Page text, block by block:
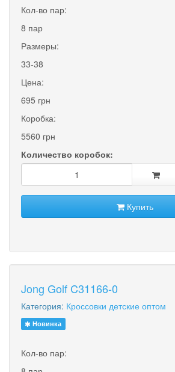
Кол-во пар:
8 пар
Размеры:
33-38
Цена:
695 грн
Коробка:
5560 грн
Количество коробок:
Купить
Jong Golf C31166-0
Категория: Кроссовки детские оптом
Новинка
Кол-во пар: